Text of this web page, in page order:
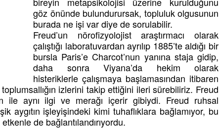
göz önünde bulundurursak, topluluk olgusunun
burada ne işi var diye de sorulabilir.
Freud’un nörofizyolojist araştırmacı olarak
çalıştığı laboratuvardan ayrılıp 1885’te aldığı bir
bursla Paris’e Charcot’nun yanına staja gidip,
daha sonra Viyana’da hekim olarak
histeriklerle çalışmaya başlamasından itibaren
izlerini takip ettiğini ileri sürebiliriz. Freud
ile aynı ilgi ve merağı içerir gibiydi. Freud ruhsal
aygıtın işleyişindeki kimi tuhaflıklara bağlamıyor, bu
de bağlantılandırıyordu.